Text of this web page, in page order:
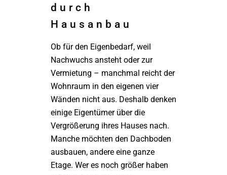
durch
Hausanbau
Ob für den Eigenbedarf, weil
Nachwuchs ansteht oder zur
Vermietung – manchmal reicht der
Wohnraum in den eigenen vier
Wänden nicht aus. Deshalb denken
einige Eigentümer über die
Vergrößerung ihres Hauses nach.
Manche möchten den Dachboden
ausbauen, andere eine ganze
Etage. Wer es noch größer haben